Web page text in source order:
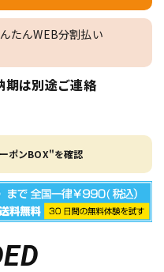
たんWEB分割払い
期は別途ご連絡
ポンBOX"を確認